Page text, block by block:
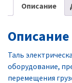
Описание
Описание
Таль
оборудование,
перемещения